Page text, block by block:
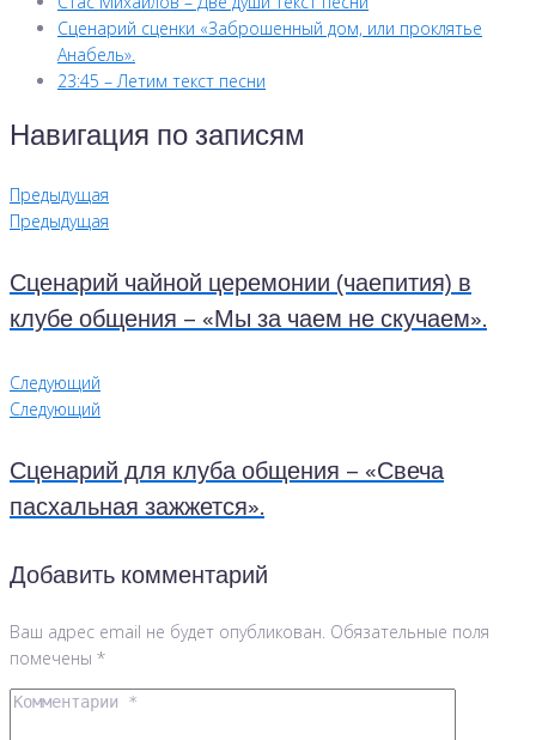
Сценарий сценки «Заброшенный дом, или проклятье
Анабель».
23:45 – Летим текст песни
Навигация по записям
Предыдущая
Предыдущая
Сценарий чайной церемонии (чаепития) в
клубе общения – «Мы за чаем не скучаем».
Следующий
Следующий
Сценарий для клуба общения – «Свеча
пасхальная зажжется».
Добавить комментарий
Ваш адрес email не будет опубликован. Обязательные поля
помечены *